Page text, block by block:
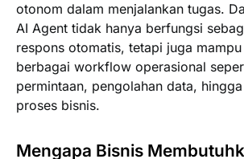
otonom dalam menjalankan tugas.
AI Agent tidak hanya berfungsi
respons otomatis, tetapi juga
berbagai workflow operasional
permintaan, pengolahan data,
proses bisnis.
Mengapa Bisnis